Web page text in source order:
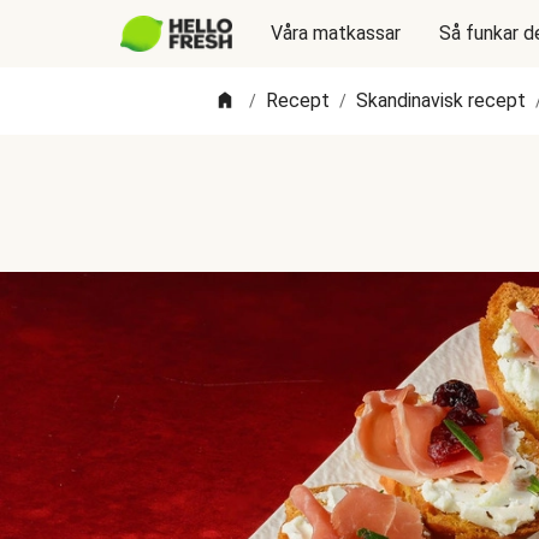
Våra matkassar Så funkar
/ Recept / Skandinavisk recept